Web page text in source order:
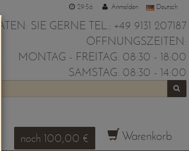
29:55 Anmelden Deutsch
SIE GERNE TEL.: +49 9131 207187
ÖFFNUNGSZEITEN:
MONTAG - FREITAG: 08:30 - 18:00
SAMSTAG: 08:30 - 14:00
noch 100,00 € Warenkorb